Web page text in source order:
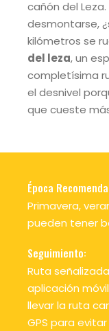
cañón del
desmontarse,
kilómetros se
del leza, un
completísima
el desnivel
que cueste
Época
Primavera,
pueden tener
Seguimiento:
Ruta
aplicación
llevar la ruta
GPS para